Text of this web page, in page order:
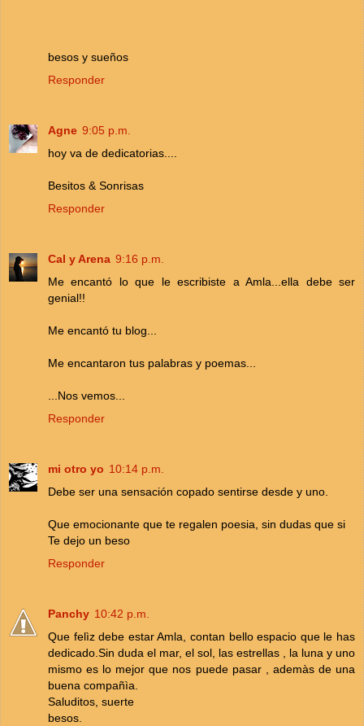
besos y sueños
Responder
Agne 9:05 p.m.
hoy va de dedicatorias....
Besitos & Sonrisas
Responder
Cal y Arena 9:16 p.m.
Me encantó lo que le escribiste a Amla...ella debe ser
genial!!
Me encantó tu blog...
Me encantaron tus palabras y poemas...
...Nos vemos...
Responder
mi otro yo 10:14 p.m.
Debe ser una sensación copado sentirse desde y uno.
Que emocionante que te regalen poesia, sin dudas que si
Te dejo un beso
Responder
Panchy 10:42 p.m.
Que felìz debe estar Amla, contan bello espacio que le has
dedicado.Sin duda el mar, el sol, las estrellas , la luna y uno
mismo es lo mejor que nos puede pasar , ademàs de una
buena compañìa.
Saluditos, suerte
besos.